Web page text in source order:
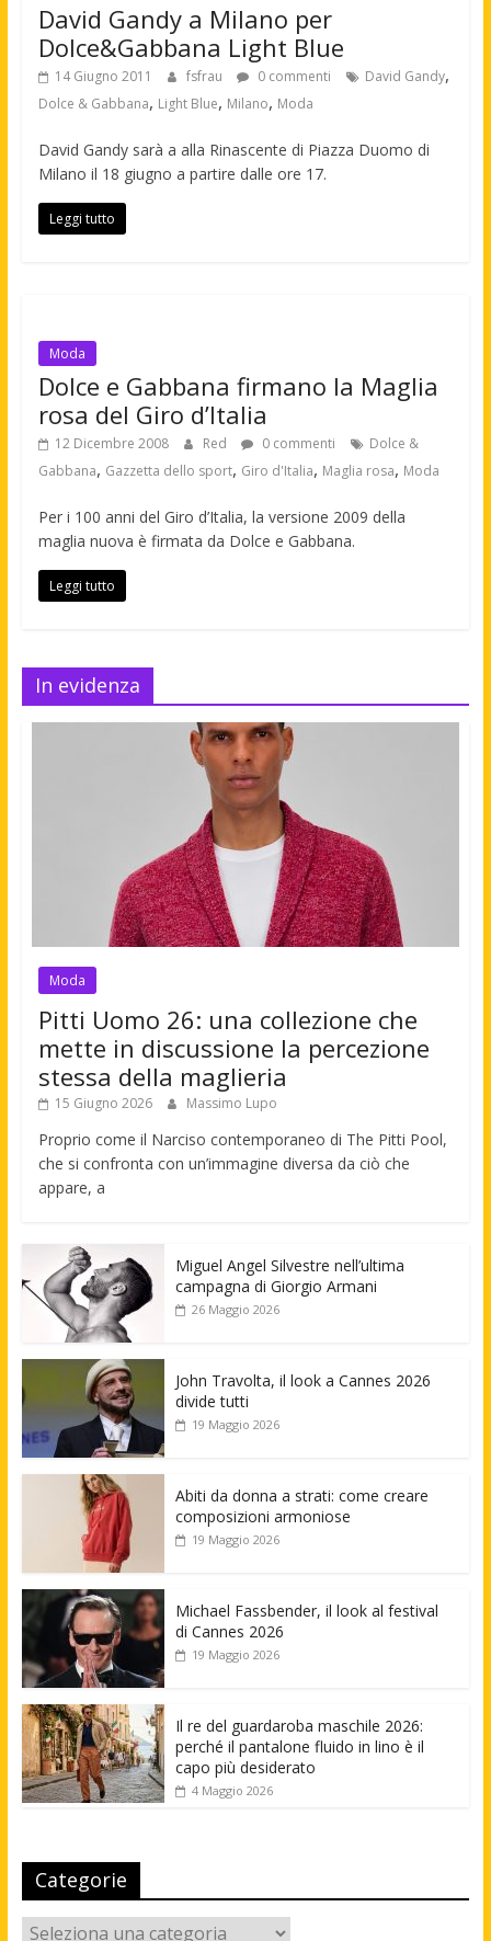
David Gandy a Milano per
Dolce&Gabbana Light Blue
14 Giugno 2011 fsfrau 0 commenti David Gandy,
Dolce & Gabbana, Light Blue, Milano, Moda
David Gandy sarà a alla Rinascente di Piazza Duomo di
Milano il 18 giugno a partire dalle ore 17.
Leggi tutto
Moda
Dolce e Gabbana firmano la Maglia
rosa del Giro d’Italia
12 Dicembre 2008 Red 0 commenti
Dolce &
Gabbana, Gazzetta dello sport, Giro d'Italia, Maglia rosa, Moda
Per i 100 anni del Giro d’Italia, la versione 2009 della
maglia nuova è firmata da Dolce e Gabbana.
Leggi tutto
In evidenza
Moda
Pitti Uomo 26: una collezione che
mette in discussione la percezione
stessa della maglieria
15 Giugno 2026 Massimo Lupo
Proprio come il Narciso contemporaneo di The Pitti Pool,
che si confronta con un’immagine diversa da ciò che
appare, a
Miguel Angel Silvestre nell’ultima
campagna di Giorgio Armani
26 Maggio 2026
John Travolta, il look a Cannes 2026
divide tutti
19 Maggio 2026
Abiti da donna a strati: come creare
composizioni armoniose
19 Maggio 2026
Michael Fassbender, il look al festival
di Cannes 2026
19 Maggio 2026
Il re del guardaroba maschile 2026:
perché il pantalone fluido in lino è il
capo più desiderato
4 Maggio 2026
Categorie
Categorie